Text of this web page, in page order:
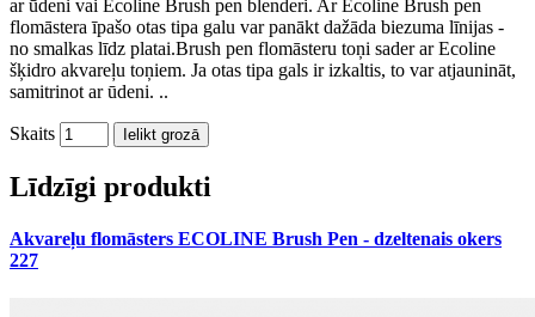
ar ūdeni vai Ecoline Brush pen blenderi. Ar Ecoline Brush pen
flomāstera īpašo otas tipa galu var panākt dažāda biezuma līnijas -
no smalkas līdz platai.Brush pen flomāsteru toņi sader ar Ecoline
šķidro akvareļu toņiem. Ja otas tipa gals ir izkaltis, to var atjaunināt,
samitrinot ar ūdeni. ..
Skaits Ielikt grozā
Līdzīgi produkti
Akvareļu flomāsters ECOLINE Brush Pen - dzeltenais okers
227